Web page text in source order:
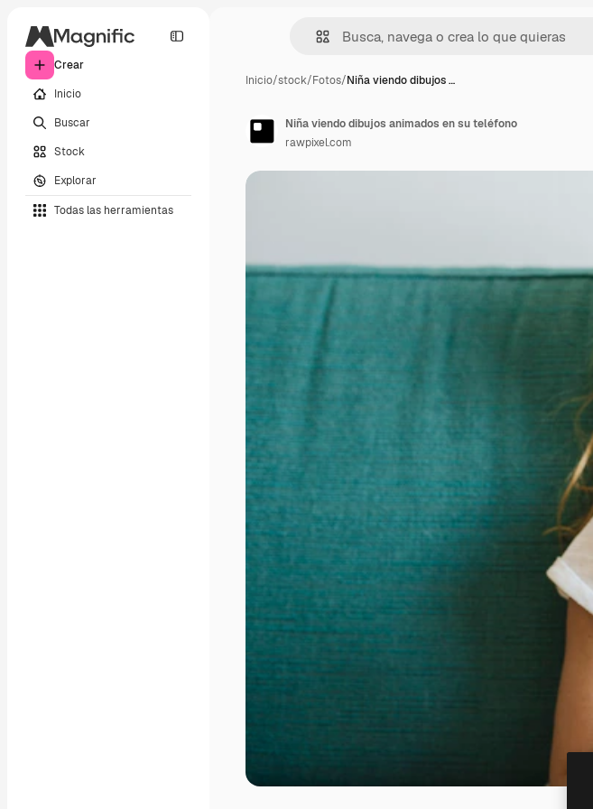
Crear
Inicio
Buscar
Stock
Explorar
Todas las herramientas
Inicio/stock/Fotos/Niña viendo dibujos …
Niña viendo dibujos animados en su teléfono
rawpixel.com